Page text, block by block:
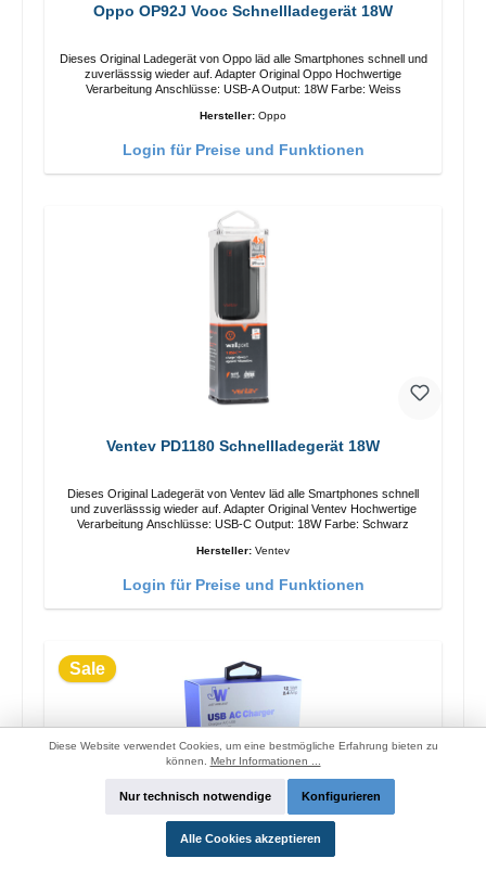
Oppo OP92J Vooc Schnellladegerät 18W
Dieses Original Ladegerät von Oppo läd alle Smartphones schnell und
zuverlässsig wieder auf. Adapter Original Oppo Hochwertige
Verarbeitung Anschlüsse: USB-A Output: 18W Farbe: Weiss
Hersteller: Oppo
Login für Preise und Funktionen
Ventev PD1180 Schnellladegerät 18W
Dieses Original Ladegerät von Ventev läd alle Smartphones schnell
und zuverlässsig wieder auf. Adapter Original Ventev Hochwertige
Verarbeitung Anschlüsse: USB-C Output: 18W Farbe: Schwarz
Hersteller: Ventev
Login für Preise und Funktionen
Sale
Diese Website verwendet Cookies, um eine bestmögliche Erfahrung bieten zu
können. Mehr Informationen ...
Nur technisch notwendige Konfigurieren
Alle Cookies akzeptieren